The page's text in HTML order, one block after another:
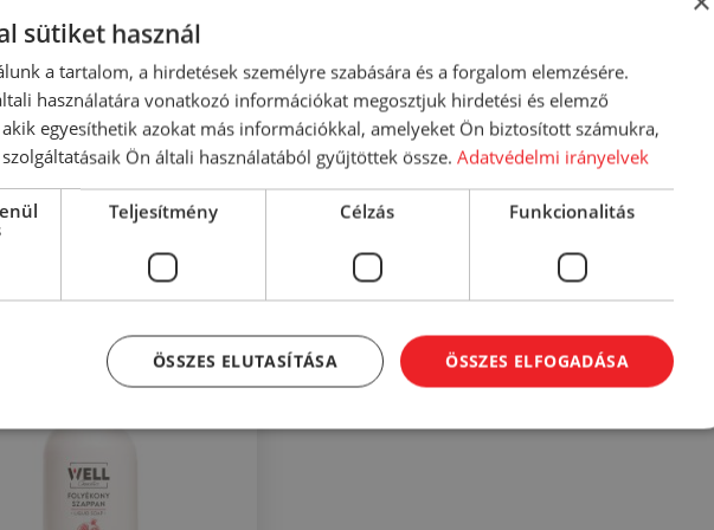
2 kávéskanál (5-10 ml) mosogatószer.
nemionos felületaktív anyag, illatanyag, konzerválószer (Sodium Benzoate).
sütiket használ
a tartalom, a hirdetések személyre szabására és a forgalom elemzésére.
használatára vonatkozó információkat megosztjuk hirdetési és elemző
egyesíthetik azokat más információkkal, amelyeket Ön biztosított számukra,
Ön általi használatából gyűjtöttek össze. Adatvédelmi irányelvek
Teljesítmény Célzás Funkcionalitás
ÖSSZES ELFOGADÁSA
ÖSSZES ELUTASÍTÁSA